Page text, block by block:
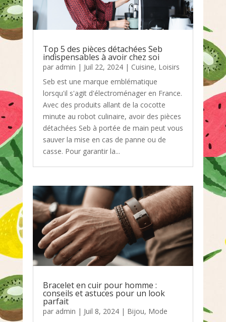
Top 5 des pièces détachées Seb
indispensables à avoir chez soi
par admin | Juil 22, 2024| Cuisine, Loisirs
Seb est une marque emblématique
lorsqu'il s'agit d'électroménager en France.
Avec des produits allant de la cocotte
minute au robot culinaire, avoir des pièces
détachées Seb à portée de main peut vous
sauver la mise en cas de panne ou de
casse. Pour garantir la...
Bracelet en cuir pour homme :
conseils et astuces pour un look
parfait
par admin | Juil 8, 2024| Bijou, Mode